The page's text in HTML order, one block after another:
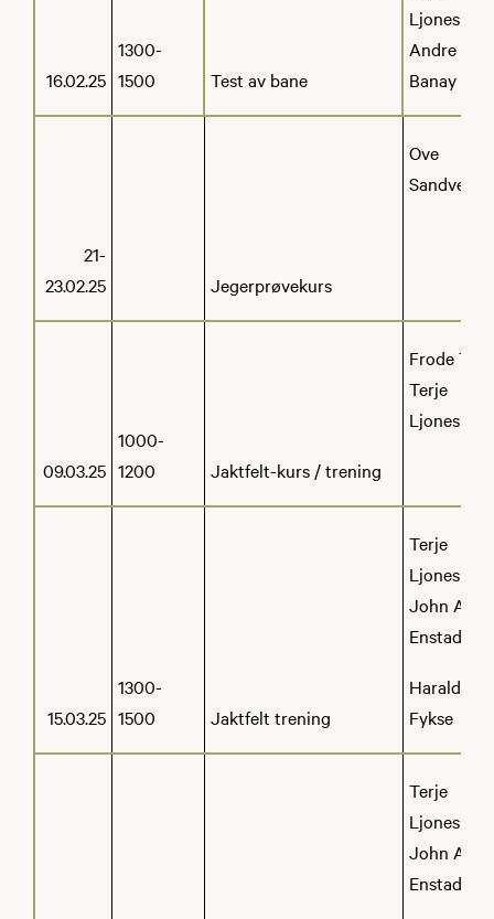
16.02.25
1300-
1500
Test av bane
Ljones
Andre
Banay
21-
23.02.25
Jegerprøvekurs
Ove
Sandven
09.03.25
1000-
1200
Jaktfelt-kurs / trening
Frode Toft
Terje
Ljones
15.03.25
1300-
1500
Jaktfelt trening
Terje
Ljones
John Asle
Enstad
Harald
Fykse
Terje
Ljones
John Asle
Enstad